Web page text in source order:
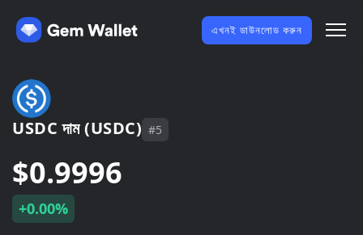
এখনই ডাউনলোড করুন
USDC দাম (USDC) #5
$0.9996
+0.00%